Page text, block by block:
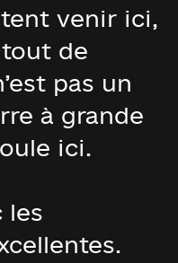
venir ici,
de
pas un
à grande
ici.
les